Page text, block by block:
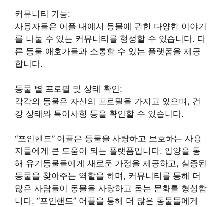
커뮤니티 기능:
사용자들은 어플 내에서 동물에 관한 다양한 이야기
를 나눌 수 있는 커뮤니티를 형성할 수 있습니다. 다
른 동물 애호가들과 소통할 수 있는 플랫폼을 제공
합니다.
동물 별 프로필 및 상태 확인:
각각의 동물은 자신의 프로필을 가지고 있으며, 건
강 상태와 특이사항 등을 확인할 수 있습니다.
“포인핸드” 어플은 동물을 사랑하고 보호하는 사용
자들에게 큰 도움이 되는 플랫폼입니다. 입양을 통
해 유기동물들에게 새로운 가정을 제공하고, 실종된
동물을 찾아주는 역할을 하며, 커뮤니티를 통해 더
많은 사람들이 동물을 사랑하고 돕는 문화를 형성합
니다. “포인핸드” 어플을 통해 더 많은 동물들에게